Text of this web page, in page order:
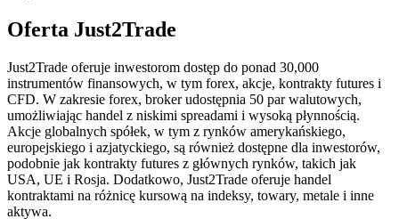
Oferta Just2Trade
Just2Trade oferuje inwestorom dostęp do ponad 30,000
instrumentów finansowych, w tym forex, akcje, kontrakty futures i
CFD. W zakresie forex, broker udostępnia 50 par walutowych,
umożliwiając handel z niskimi spreadami i wysoką płynnością.
Akcje globalnych spółek, w tym z rynków amerykańskiego,
europejskiego i azjatyckiego, są również dostępne dla inwestorów,
podobnie jak kontrakty futures z głównych rynków, takich jak
USA, UE i Rosja. Dodatkowo, Just2Trade oferuje handel
kontraktami na różnicę kursową na indeksy, towary, metale i inne
aktywa.